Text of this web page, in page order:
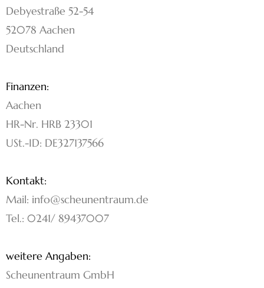
Debyestraße 52-54
52078 Aachen
Deutschland
Finanzen:
Aachen
HR-Nr. HRB 23301
USt.-ID: DE327137566
Kontakt:
Mail: info@scheunentraum.de
Tel.: 0241/ 89437007
weitere Angaben:
Scheunentraum GmbH